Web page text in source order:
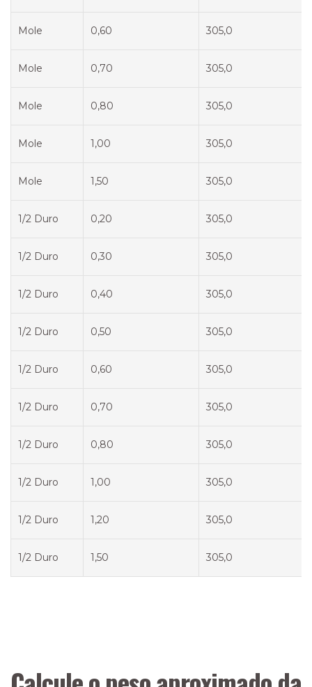
Mole 0,60 305,0
Mole 0,70 305,0
Mole 0,80 305,0
Mole 1,00 305,0
Mole 1,50 305,0
1/2 Duro 0,20 305,0
1/2 Duro 0,30 305,0
1/2 Duro 0,40 305,0
1/2 Duro 0,50 305,0
1/2 Duro 0,60 305,0
1/2 Duro 0,70 305,0
1/2 Duro 0,80 305,0
1/2 Duro 1,00 305,0
1/2 Duro 1,20 305,0
1/2 Duro 1,50 305,0